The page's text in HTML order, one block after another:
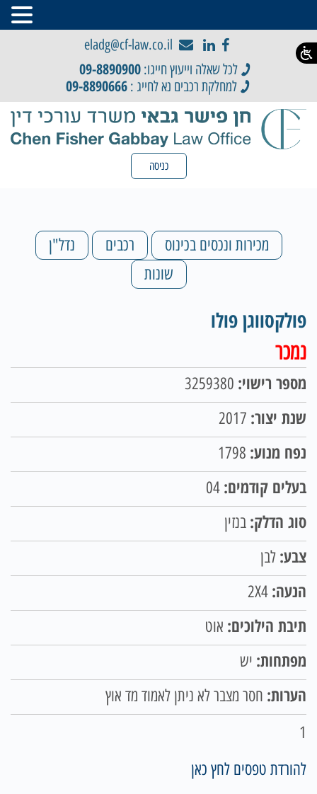
eladg@cf-law.co.il
לכל שאלה וייעוץ חייגו: 09-8890900
למחלקת רכבים נא לחייג : 09-8890666
כניסה
מכירות ונכסים בכינוס רכבים
נדל"ן
שונות
פולקסווגן פולו
נמכר
מספר רישוי:
שנת יצור:
נפח מנוע:
בעלים קודמים:
סוג הדלק: בנזין
צבע: לבן
הנעה:
תיבת הילוכים: אוט
מפתחות: יש
הערות: חסר מצבר לא ניתן לאמוד מד אוץ
1
להורדת טפסים לחץ כאן